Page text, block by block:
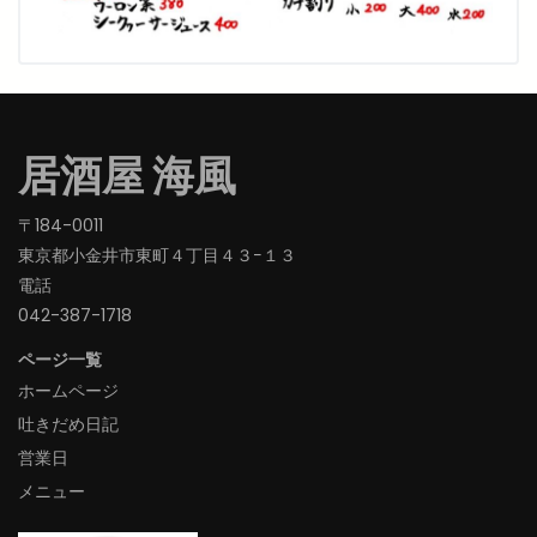
居酒屋 海風
〒184-0011
東京都小金井市東町４丁目４３−１３
電話
042-387-1718‬
ページ一覧
ホームページ
吐きだめ日記
営業日
メニュー